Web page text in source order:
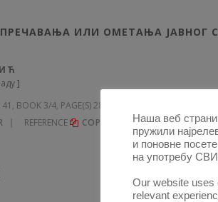
ИЛИ ОМЕТАЊА ЈАВНОГ
]
, BOOK 3/4, PAGE(S) 284 - 294, TOTAL 11
REFERENCE COPY
Наша веб
пружили
и поновне
на употребу
Our website uses
relevant